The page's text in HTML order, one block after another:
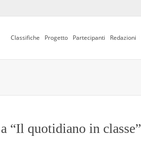
Classifiche Progetto Partecipanti Redazioni
“Il quotidiano in classe”